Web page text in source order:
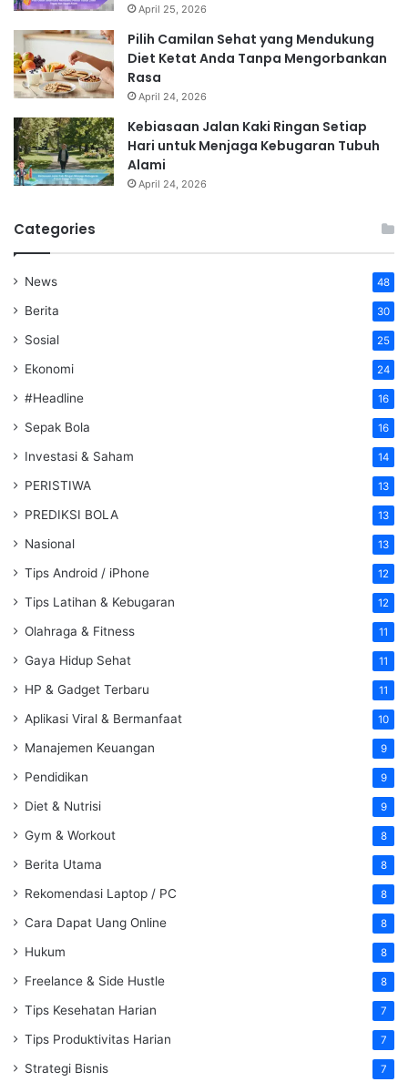
April 25, 2026
Pilih Camilan Sehat yang Mendukung
Diet Ketat Anda Tanpa Mengorbankan
Rasa
April 24, 2026
Kebiasaan Jalan Kaki Ringan Setiap
Hari untuk Menjaga Kebugaran Tubuh
Alami
April 24, 2026
Categories
News 48
Berita 30
Sosial 25
Ekonomi 24
#Headline 16
Sepak Bola 16
Investasi & Saham 14
PERISTIWA 13
PREDIKSI BOLA 13
Nasional 13
Tips Android / iPhone 12
Tips Latihan & Kebugaran 12
Olahraga & Fitness 11
Gaya Hidup Sehat 11
HP & Gadget Terbaru 11
Aplikasi Viral & Bermanfaat 10
Manajemen Keuangan 9
Pendidikan 9
Diet & Nutrisi 9
Gym & Workout 8
Berita Utama 8
Rekomendasi Laptop / PC 8
Cara Dapat Uang Online 8
Hukum 8
Freelance & Side Hustle 8
Tips Kesehatan Harian 7
Tips Produktivitas Harian 7
Strategi Bisnis 7